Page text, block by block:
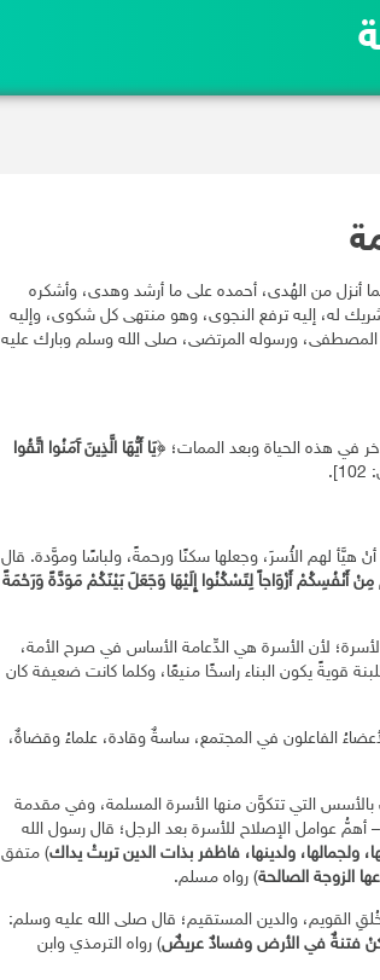
أنزل من الهُدى، أحمده على ما أرشد وهدى، وأشكره
له، إليه ترفع النجوى، وهو منتهى كل شكوى، وإليه
المصطفى، ورسوله المرتضى، صلى الله وسلم وبارك عليه
في هذه الحياة وبعد الممات؛ ﴿يَا أَيُّهَا الَّذِينَ آَمَنُوا اتَّقُوا
هيَّأ لهم الأُسرَ، وجعلها سكنًا ورحمةً، ولباسًا وموَّدة. قال
أَنْفُسِكُمْ أَزْوَاجاً لِتَسْكُنُوا إِلَيْهَا وَجَعَلَ بَيْنَكُمْ مَوَدَّةً وَرَحْمَةً
لأن الأسرة هي الدِّعامة الأساس في صرح الأمة،
قويةً يكون البناء راسخًا منيعًا، وكلما كانت ضعيفة كان
الفاعلون في المجتمع، ساسةٌ وقادة، علماءُ وقضاةٌ،
بالأسس التي تتكوَّن منها الأسرة المسلمة، وفي مقدمة
– أهمُّ عوامل الإصلاح للأسرة بعد الرجل؛ قال رسول الله
ولجمالها، ولدينها، فاظفر بذات الدين تربتْ يداك) متفق
الزوجة الصالحة) رواه مسلم.
القويم، والدين المستقيم؛ قال صلى الله عليه وسلم:
تكنْ فتنةٌ في الأرض وفسادٌ عريضٌ) رواه الترمذي وابن